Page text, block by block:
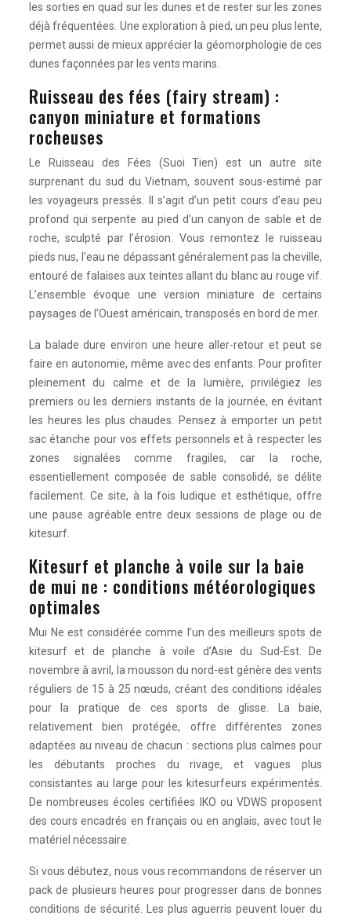
les sorties en quad sur les dunes et de rester sur les zones
déjà fréquentées. Une exploration à pied, un peu plus lente,
permet aussi de mieux apprécier la géomorphologie de ces
dunes façonnées par les vents marins.
Ruisseau des fées (fairy stream) :
canyon miniature et formations
rocheuses
Le Ruisseau des Fées (Suoi Tien) est un autre site
surprenant du sud du Vietnam, souvent sous-estimé par
les voyageurs pressés. Il s’agit d’un petit cours d’eau peu
profond qui serpente au pied d’un canyon de sable et de
roche, sculpté par l’érosion. Vous remontez le ruisseau
pieds nus, l’eau ne dépassant généralement pas la cheville,
entouré de falaises aux teintes allant du blanc au rouge vif.
L’ensemble évoque une version miniature de certains
paysages de l’Ouest américain, transposés en bord de mer.
La balade dure environ une heure aller-retour et peut se
faire en autonomie, même avec des enfants. Pour profiter
pleinement du calme et de la lumière, privilégiez les
premiers ou les derniers instants de la journée, en évitant
les heures les plus chaudes. Pensez à emporter un petit
sac étanche pour vos effets personnels et à respecter les
zones signalées comme fragiles, car la roche,
essentiellement composée de sable consolidé, se délite
facilement. Ce site, à la fois ludique et esthétique, offre
une pause agréable entre deux sessions de plage ou de
kitesurf.
Kitesurf et planche à voile sur la baie
de mui ne : conditions météorologiques
optimales
Mui Ne est considérée comme l’un des meilleurs spots de
kitesurf et de planche à voile d’Asie du Sud-Est. De
novembre à avril, la mousson du nord-est génère des vents
réguliers de 15 à 25 nœuds, créant des conditions idéales
pour la pratique de ces sports de glisse. La baie,
relativement bien protégée, offre différentes zones
adaptées au niveau de chacun : sections plus calmes pour
les débutants proches du rivage, et vagues plus
consistantes au large pour les kitesurfeurs expérimentés.
De nombreuses écoles certifiées IKO ou VDWS proposent
des cours encadrés en français ou en anglais, avec tout le
matériel nécessaire.
Si vous débutez, nous vous recommandons de réserver un
pack de plusieurs heures pour progresser dans de bonnes
conditions de sécurité. Les plus aguerris peuvent louer du